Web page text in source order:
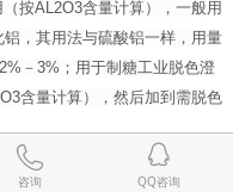
咨询 QQ咨询
按AL2O3含量计算），一般用
，其用法与硫酸铝一样，用量
－3%；用于制糖工业脱色澄
含量计算），然后加到需脱色
污染物，用量远低于传统无机
白度和耐折性，同时也克服了